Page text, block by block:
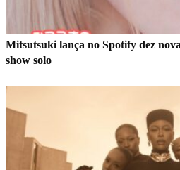
Mitsutsuki lança no Spotify dez
show solo